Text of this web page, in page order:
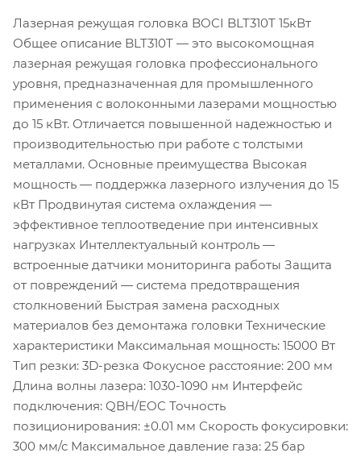
Лазерная режущая головка BOCI BLT310T 15кВт
Общее описание BLT310T — это высокомощная
лазерная режущая головка профессионального
уровня, предназначенная для промышленного
применения с волоконными лазерами мощностью
до 15 кВт. Отличается повышенной надежностью и
производительностью при работе с толстыми
металлами. Основные преимущества Высокая
мощность — поддержка лазерного излучения до 15
кВт Продвинутая система охлаждения —
эффективное теплоотведение при интенсивных
нагрузках Интеллектуальный контроль —
встроенные датчики мониторинга работы Защита
от повреждений — система предотвращения
столкновений Быстрая замена расходных
материалов без демонтажа головки Технические
характеристики Максимальная мощность: 15000 Вт
Тип резки: 3D-резка Фокусное расстояние: 200 мм
Длина волны лазера: 1030-1090 нм Интерфейс
подключения: QBH/EOC Точность
позиционирования: ±0.01 мм Скорость фокусировки:
300 мм/с Максимальное давление газа: 25 бар